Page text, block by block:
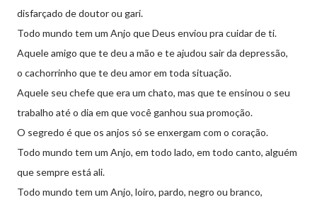
disfarçado de doutor ou gari.
Todo mundo tem um Anjo que Deus enviou pra cuidar de ti.
Aquele amigo que te deu a mão e te ajudou sair da depressão,
o cachorrinho que te deu amor em toda situação.
Aquele seu chefe que era um chato, mas que te ensinou o seu
trabalho até o dia em que você ganhou sua promoção.
O segredo é que os anjos só se enxergam com o coração.
Todo mundo tem um Anjo, em todo lado, em todo canto, alguém
que sempre está ali.
Todo mundo tem um Anjo, loiro, pardo, negro ou branco,